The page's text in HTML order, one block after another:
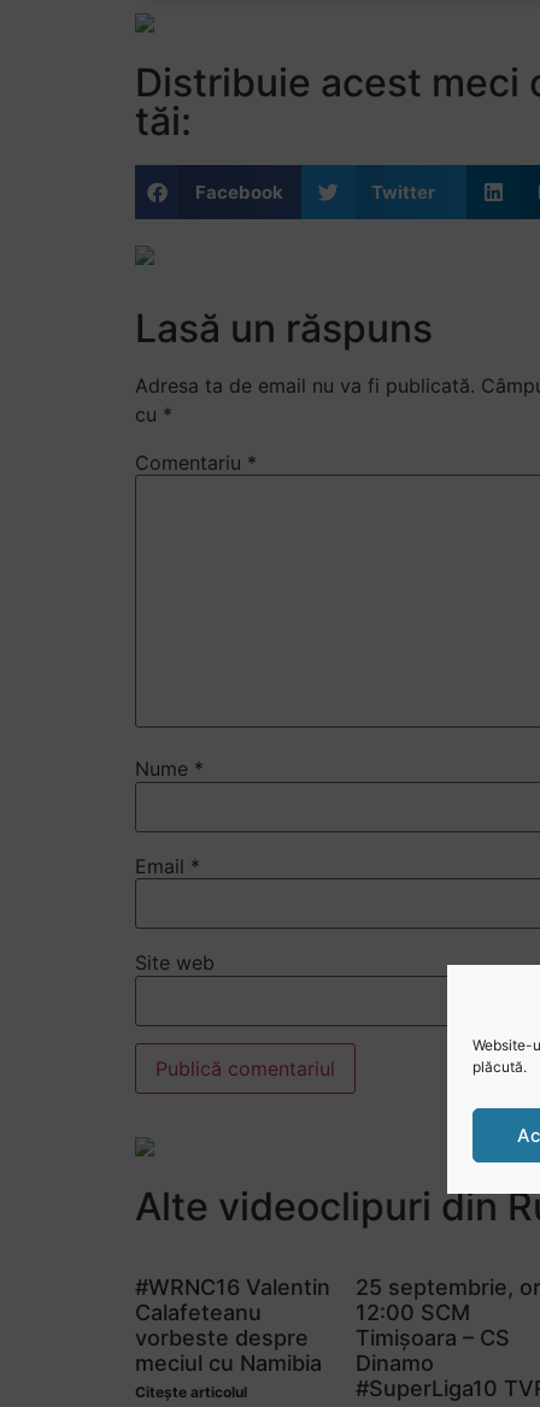
Website-
plăcută.
Distribuie acest meci
tăi:
Facebook Twitter
Lasă un răspuns
Adresa ta de email nu va fi publicată.
cu *
Comentariu *
Nume *
Email *
Site web
Alte videoclipuri din
#WRNC16 Valentin
Calafeteanu
vorbeste despre
meciul cu Namibia
Citește articolul
25 septembrie,
12:00 SCM
Timișoara – CS
Dinamo
#SuperLiga10